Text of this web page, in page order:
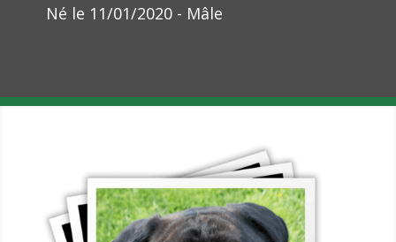
Né le 11/01/2020 - Mâle